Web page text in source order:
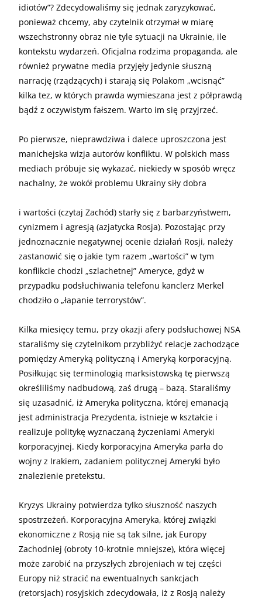
idiotów”? Zdecydowaliśmy się jednak zaryzykować,
ponieważ chcemy, aby czytelnik otrzymał w miarę
wszechstronny obraz nie tyle sytuacji na Ukrainie, ile
kontekstu wydarzeń. Oficjalna rodzima propaganda, ale
również prywatne media przyjęły jedynie słuszną
narrację (rządzących) i starają się Polakom „wcisnąć”
kilka tez, w których prawda wymieszana jest z półprawdą
bądź z oczywistym fałszem. Warto im się przyjrzeć.
Po pierwsze, nieprawdziwa i dalece uproszczona jest
manichejska wizja autorów konfliktu. W polskich mass
mediach próbuje się wykazać, niekiedy w sposób wręcz
nachalny, że wokół problemu Ukrainy siły dobra
i wartości (czytaj Zachód) starły się z barbarzyństwem,
cynizmem i agresją (azjatycka Rosja). Pozostając przy
jednoznacznie negatywnej ocenie działań Rosji, należy
zastanowić się o jakie tym razem „wartości” w tym
konflikcie chodzi „szlachetnej” Ameryce, gdyż w
przypadku podsłuchiwania telefonu kanclerz Merkel
chodziło o „łapanie terrorystów”.
Kilka miesięcy temu, przy okazji afery podsłuchowej NSA
staraliśmy się czytelnikom przybliżyć relacje zachodzące
pomiędzy Ameryką polityczną i Ameryką korporacyjną.
Posiłkując się terminologią marksistowską tę pierwszą
określiliśmy nadbudową, zaś drugą – bazą. Staraliśmy
się uzasadnić, iż Ameryka polityczna, której emanacją
jest administracja Prezydenta, istnieje w kształcie i
realizuje politykę wyznaczaną życzeniami Ameryki
korporacyjnej. Kiedy korporacyjna Ameryka parła do
wojny z Irakiem, zadaniem politycznej Ameryki było
znalezienie pretekstu.
Kryzys Ukrainy potwierdza tylko słuszność naszych
spostrzeżeń. Korporacyjna Ameryka, której związki
ekonomiczne z Rosją nie są tak silne, jak Europy
Zachodniej (obroty 10-krotnie mniejsze), która więcej
może zarobić na przyszłych zbrojeniach w tej części
Europy niż stracić na ewentualnych sankcjach
(retorsjach) rosyjskich zdecydowała, iż z Rosją należy